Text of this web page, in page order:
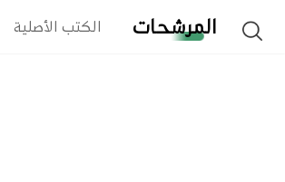
الكتب الأصلية المرشحات